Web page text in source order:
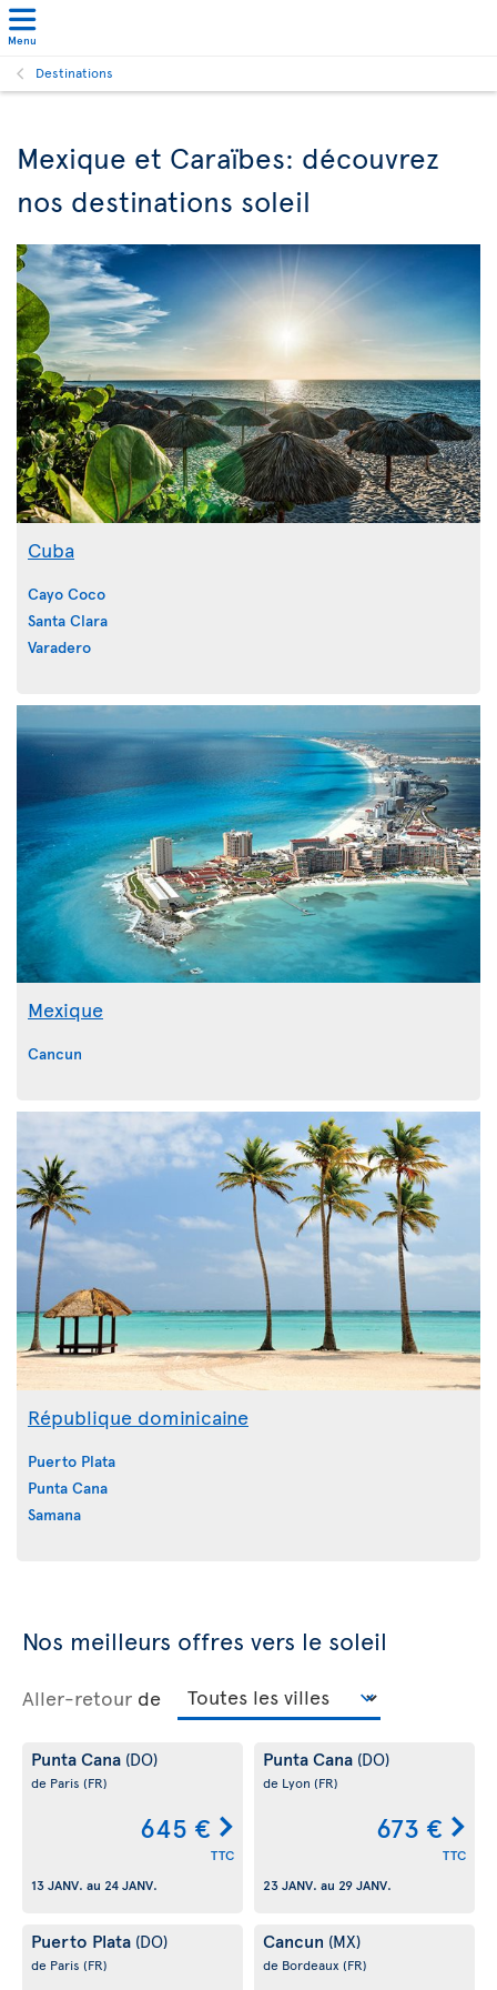
Menu
Destinations
Mexique et Caraïbes: découvrez
nos destinations soleil
Cuba
Cayo Coco
Santa Clara
Varadero
Mexique
Cancun
République dominicaine
Puerto Plata
Punta Cana
Samana
Nos meilleurs offres vers le soleil
Aller-retour de
Punta Cana (DO)
de Paris (FR)
645 €
TTC
13 JANV. au 24 JANV.
Punta Cana (DO)
de Lyon (FR)
673 €
TTC
23 JANV. au 29 JANV.
Puerto Plata (DO)
de Paris (FR)
Cancun (MX)
de Bordeaux (FR)